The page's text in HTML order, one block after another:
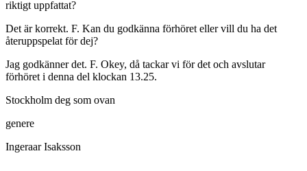
riktigt uppfattat?
Det är korrekt. F. Kan du godkänna förhöret eller vill du ha det
återuppspelat för dej?
Jag godkänner det. F. Okey, då tackar vi för det och avslutar
förhöret i denna del klockan 13.25.
Stockholm deg som ovan
genere
Ingeraar Isaksson